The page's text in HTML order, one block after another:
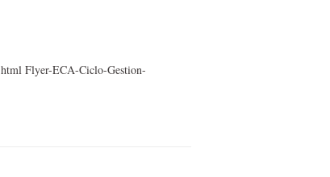
Flyer-ECA-Ciclo-Gestion-